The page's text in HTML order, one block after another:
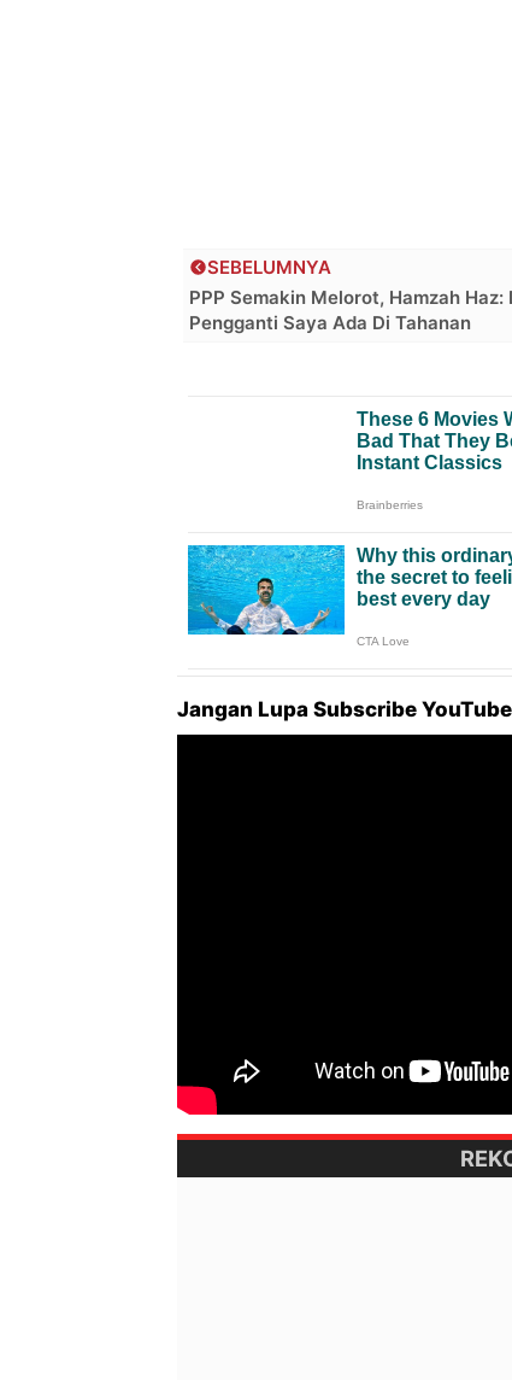
SEBELUMNYA
PPP Semakin Melorot, Hamzah Haz:
Pengganti Saya Ada Di Tahanan
Jangan Lupa Subscribe YouTube